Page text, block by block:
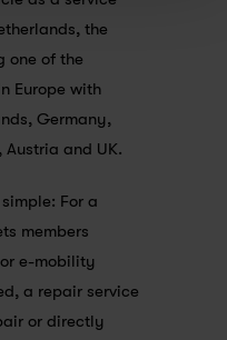
the
one of the
Europe with
Germany,
Austria and UK.
For a
members
e-mobility
a repair service
or directly